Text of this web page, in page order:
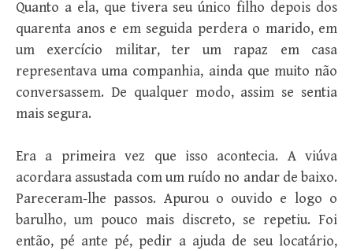
Quanto a ela, que tivera seu único filho depois dos
quarenta anos e em seguida perdera o marido, em
um exercício militar, ter um rapaz em casa
representava uma companhia, ainda que muito não
conversassem. De qualquer modo, assim se sentia
mais segura.
Era a primeira vez que isso acontecia. A viúva
acordara assustada com um ruído no andar de baixo.
Pareceram-lhe passos. Apurou o ouvido e logo o
barulho, um pouco mais discreto, se repetiu. Foi
então, pé ante pé, pedir a ajuda de seu locatário,